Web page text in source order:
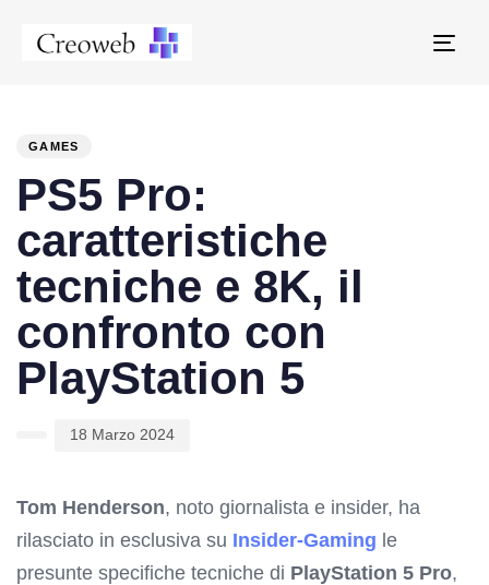
GAMES
PS5 Pro:
caratteristiche
tecniche e 8K, il
confronto con
PlayStation 5
18 Marzo 2024
Tom Henderson, noto giornalista e insider, ha
rilasciato in esclusiva su Insider-Gaming le
presunte specifiche tecniche di PlayStation 5 Pro,